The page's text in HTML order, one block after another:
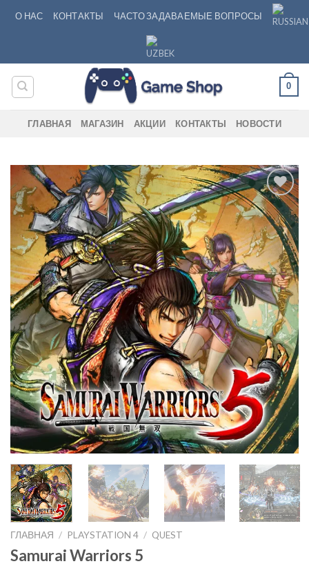
О НАС КОНТАКТЫ ЧАСТО ЗАДАВАЕМЫЕ ВОПРОСЫ
0
ГЛАВНАЯ МАГАЗИН АКЦИИ КОНТАКТЫ НОВОСТИ
Add to
wishlist
ГЛАВНАЯ / PLAYSTATION 4 / QUEST
Samurai Warriors 5